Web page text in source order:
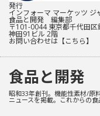
発行
インフォーマ マーケッツ ジ
食品と開発 編集部
〒101-0044 東京都千代田区
神田91ビル 2階
お問い合わせは 【こちら】
食品と開発
昭和33年創刊。機能性素材/原
ニュースを掲載。これからの食